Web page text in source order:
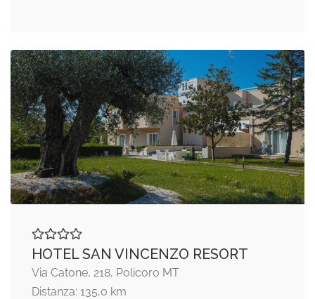
HOTEL SAN VINCENZO RESORT
Via Catone, 218, Policoro MT
Distanza: 135,0 km